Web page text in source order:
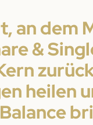
an dem
&
heilen